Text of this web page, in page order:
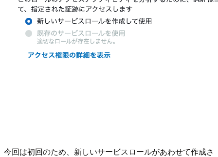
今回は初回のため、新しいサービスロールがあわせて作成さ